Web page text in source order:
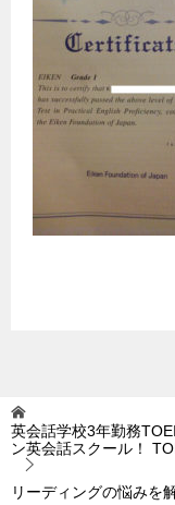
英会話学校3年勤務
ン英会話スクール！
リーディングの悩みを